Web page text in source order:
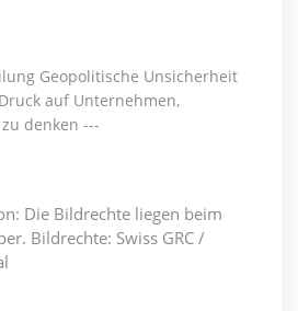
Geopolitische Unsicherheit
auf Unternehmen,
denken ---
Die Bildrechte liegen beim
Bildrechte: Swiss GRC /